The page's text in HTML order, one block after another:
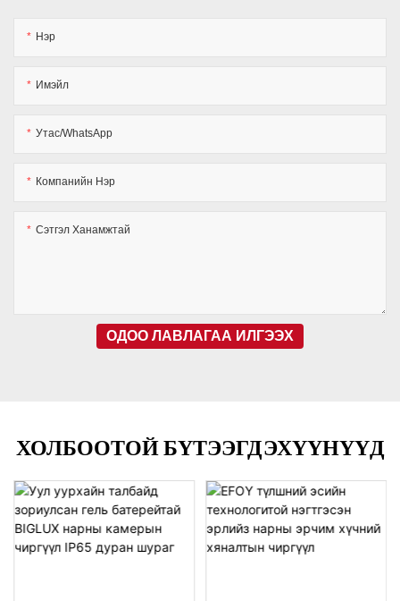
Нэр
Имэйл
Утас/WhatsApp
Компанийн Нэр
Сэтгэл Ханамжтай
ОДОО ЛАВЛАГАА ИЛГЭЭХ
ХОЛБООТОЙ БҮТЭЭГДЭХҮҮНҮҮД